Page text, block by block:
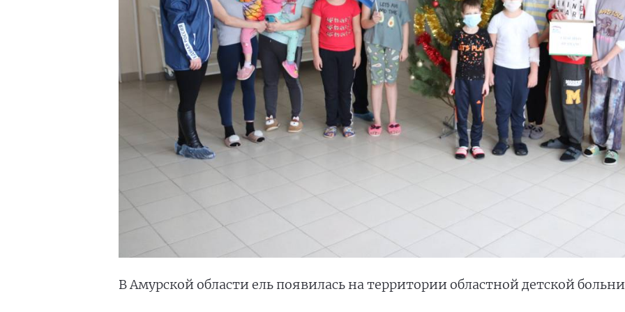
В Амурской области ель появилась на территории областной детской